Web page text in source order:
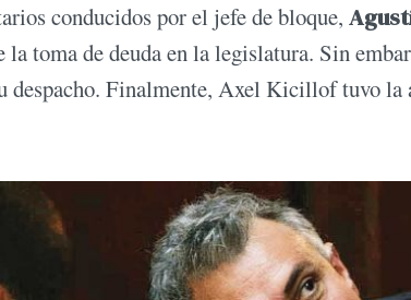
conducidos por el jefe de bloque,
la toma de deuda en la legislatura. Sin
despacho. Finalmente, Axel Kicillof tuvo